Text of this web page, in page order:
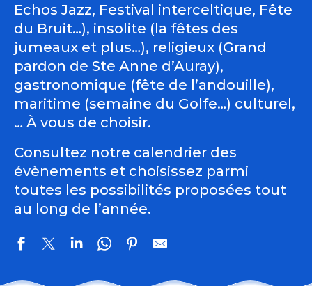
Echos Jazz, Festival interceltique, Fête
du Bruit…), insolite (la fêtes des
jumeaux et plus…), religieux (Grand
pardon de Ste Anne d’Auray),
gastronomique (fête de l’andouille),
maritime (semaine du Golfe…) culturel,
… À vous de choisir.
Consultez notre calendrier des
évènements et choisissez parmi
toutes les possibilités proposées tout
au long de l’année.